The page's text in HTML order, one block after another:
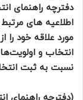
اطلاعیه های
مورد علاقه خود
انتخاب و
نسبت به ثبت